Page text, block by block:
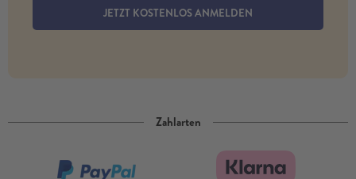
JETZT KOSTENLOS ANMELDEN
Zahlarten